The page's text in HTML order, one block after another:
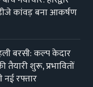
डीजे कांवड़ बना आकर्षण
बरसी: कल्प केदार
तैयारी शुरू, प्रभावितों
नई रफ्तार